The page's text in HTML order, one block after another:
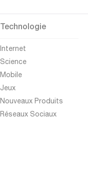
Technologie
Internet
Science
Mobile
Jeux
Nouveaux Produits
Réseaux Sociaux